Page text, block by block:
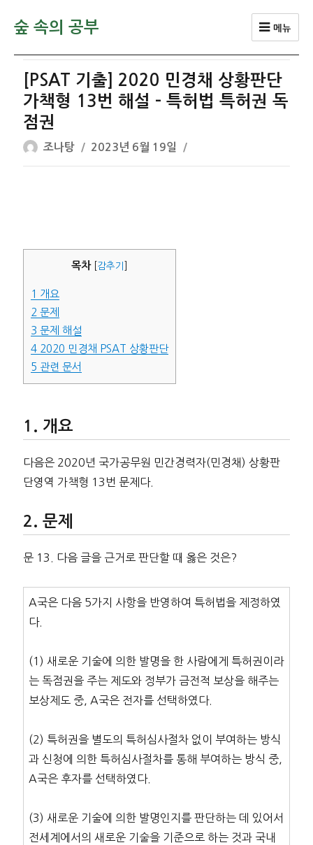
숲 속의 공부 메뉴
[PSAT 기출] 2020 민경채 상황판단
가책형 13번 해설 – 특허법 특허권 독
점권
글
쓴
조나탕
작
성
2023년 6월 19일
목차 감추기
1 개요
2 문제
3 문제 해설
42020 민경채 PSAT 상황판단
5 관련 문서
개요
다음은 2020년 국가공무원 민간경력자(민경채) 상황판
단영역 가책형 13번 문제다.
문제
문 13. 다음 글을 근거로 판단할 때 옳은 것은?
A국은 다음 5가지 사항을 반영하여 특허법을 제정하였
다.
(1) 새로운 기술에 의한 발명을 한 사람에게 특허권이라
는 독점권을 주는 제도와 정부가 금전적 보상을 해주는
보상제도 중, A국은 전자를 선택하였다.
(2) 특허권을 별도의 특허심사절차 없이 부여하는 방식
과 신청에 의한 특허심사절차를 통해 부여하는 방식 중,
A국은 후자를 선택하였다.
(3) 새로운 기술에 의한 발명인지를 판단하는 데 있어서
전세계에서의 새로운 기술을 기준으로 하는 것과 국내